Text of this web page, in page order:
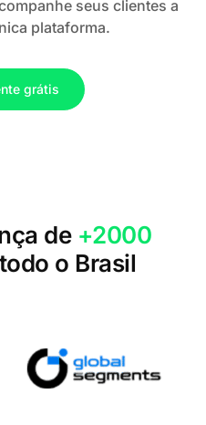
seus clientes a
plataforma.
grátis
de +2000
o Brasil